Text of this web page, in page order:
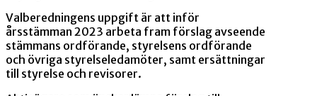
Valberedningens uppgift är att inför
årsstämman 2023 arbeta fram förslag avseende
stämmans ordförande, styrelsens ordförande
och övriga styrelseledamöter, samt ersättningar
till styrelse och revisorer.